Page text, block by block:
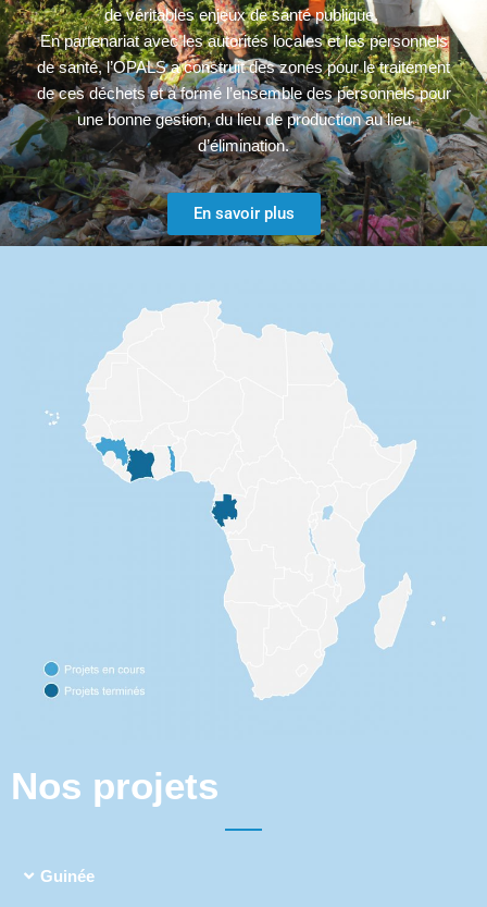
de véritables enjeux de santé publique.
En partenariat avec les autorités locales et les personnels
de santé, l’OPALS a construit des zones pour le traitement
de ces déchets et a formé l’ensemble des personnels pour
une bonne gestion, du lieu de production au lieu
d’élimination.
En savoir plus
Nos projets
Guinée